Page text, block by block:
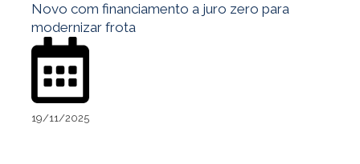
Novo com financiamento a juro zero para
modernizar frota
19/11/2025